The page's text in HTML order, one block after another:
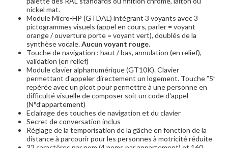
nickel mat.
Module Micro-HP (GTDAL) intégrant 3 voyants avec 3
pictogrammes visuels (appel en cours, parler = voyant
orange / ouverture porte = voyant vert), doublés de la
synthèse vocale.Aucun voyant rouge.
Touche de navigation : haut / bas, annulation (en relief),
validation (en relief)
Module clavier alphanumérique (GT10K). Clavier
permettant d'appeler directement un logement. Touche ”5”
repérée avec un picot pour permettre à une personne en
difficulté visuelle de composer soit un code d'appel
(N°d’appartement)
Eclairage des touches de navigation et du clavier
Secret de conversation inclus
Réglage de la temporisation de la gâche en fonction de la
distance à parcourir pour les personnes à motricité réduite